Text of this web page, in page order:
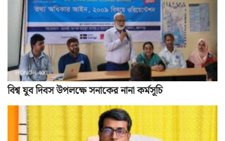
বিশ্ব যুব দিবস উপলক্ষে সনাকের নানা কর্মসূচি